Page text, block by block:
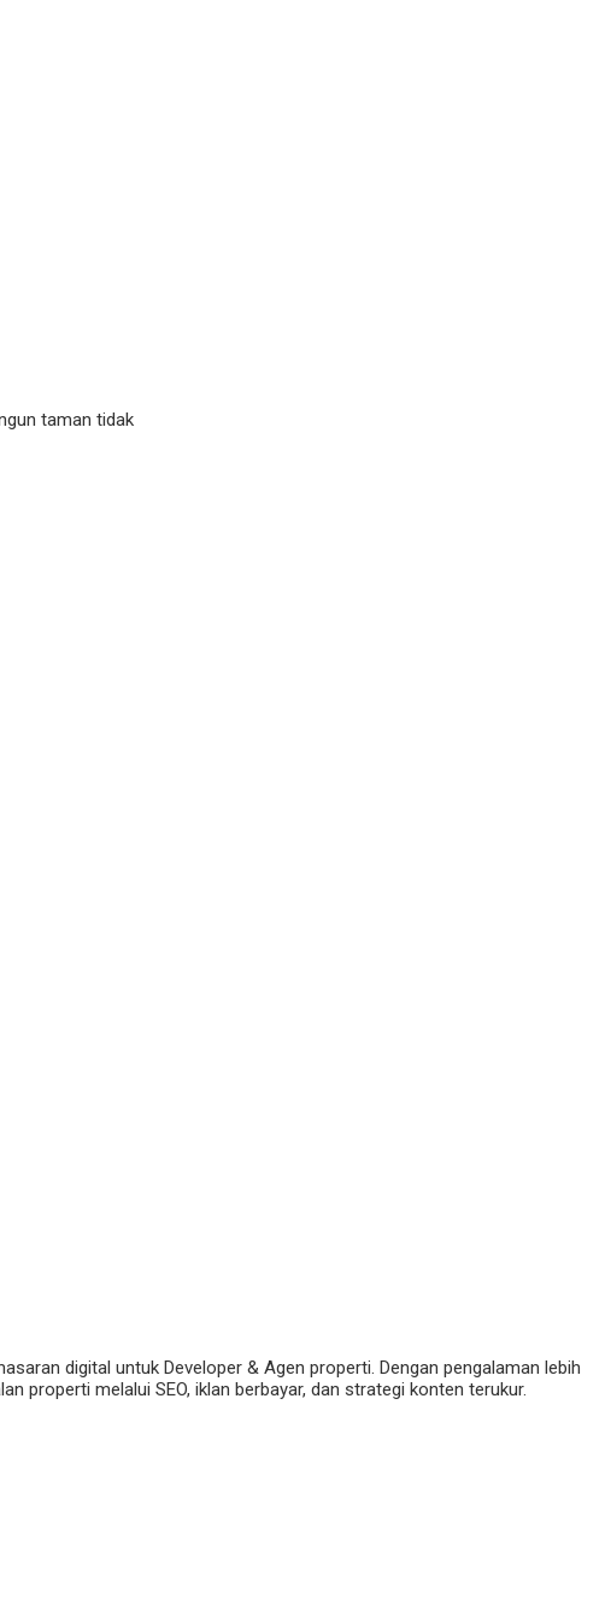
taman tidak
digital untuk Developer & Agen properti. Dengan pengalaman lebih
properti melalui SEO, iklan berbayar, dan strategi konten terukur.